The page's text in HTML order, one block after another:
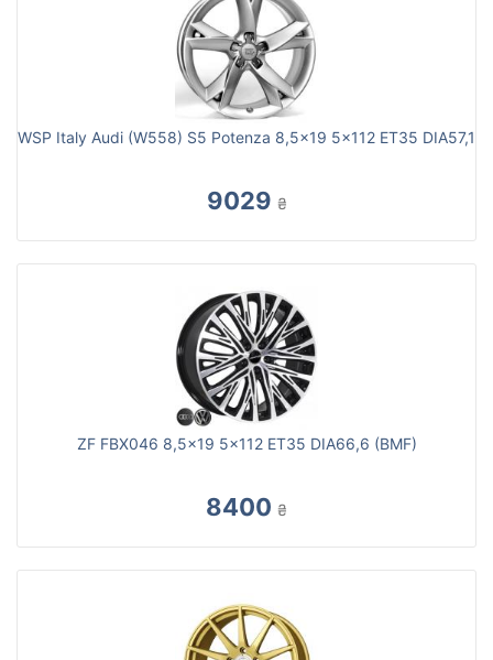
WSP Italy Audi (W558) S5 Potenza 8,5x19 5x112 ET35 DIA57,1
9029 ₴
ZF FBX046 8,5x19 5x112 ET35 DIA66,6 (BMF)
8400 ₴